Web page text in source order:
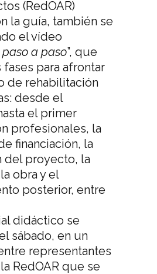
(RedOAR)
la guía, también se
el vídeo
a paso”, que
fases para afrontar
de rehabilitación
desde el
el primer
profesionales, la
financiación, la
del proyecto, la
obra y el
posterior, entre
didáctico se
sábado, en un
representantes
RedOAR que se